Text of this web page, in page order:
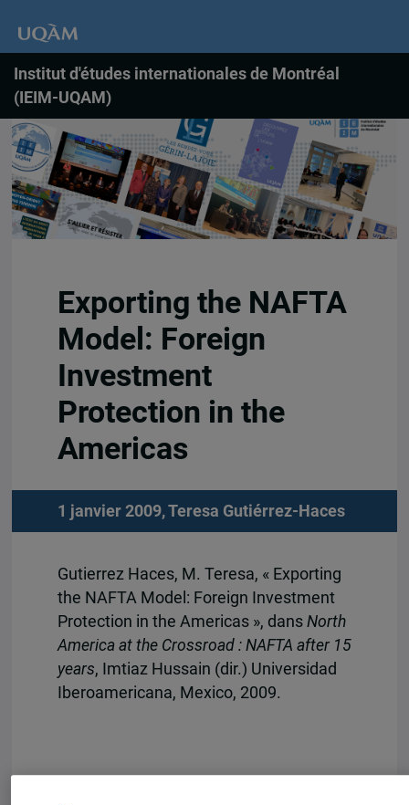
Institut d'études internationales de Montréal
(IEIM-UQAM)
Exporting the NAFTA
Model: Foreign
Investment
Protection in the
Americas
1 janvier 2009,Teresa Gutiérrez-Haces
Gutierrez Haces, M. Teresa, « Exporting
the NAFTA Model: Foreign Investment
Protection in the Americas », dansNorth
America at the Crossroad : NAFTA after 15
years, Imtiaz Hussain (dir.) Universidad
Iberoamericana, Mexico, 2009.